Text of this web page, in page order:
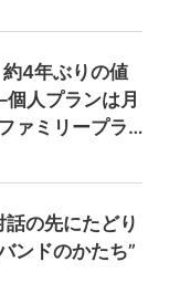
4年ぶりの値
人プランは月
ァミリープラ
の先にたどり
ンドのかたち”